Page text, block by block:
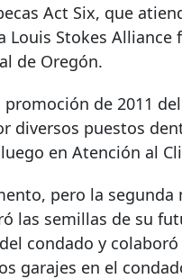
Act Six, que
Louis Stokes
de Oregón.
de 2011
puestos
en Atención al
pero la
las semillas de su
condado y
garajes en el